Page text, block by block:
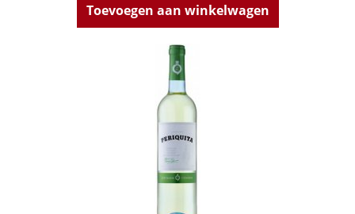
Toevoegen aan winkelwagen